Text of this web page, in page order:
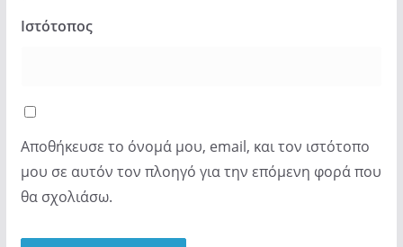
Ιστότοπος
Αποθήκευσε το όνομά μου, email, και τον ιστότοπο
μου σε αυτόν τον πλοηγό για την επόμενη φορά που
θα σχολιάσω.